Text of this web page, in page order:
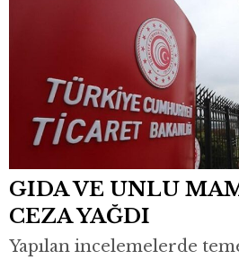
GIDA VE UNLU
CEZA YAĞDI
Yapılan incelemelerde